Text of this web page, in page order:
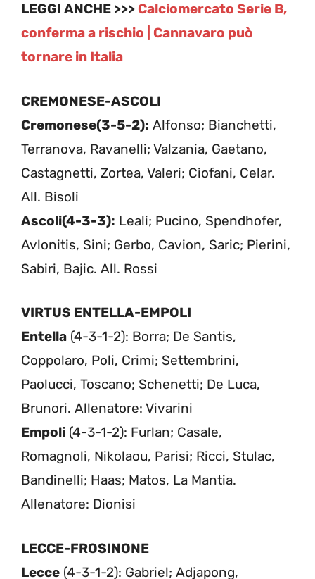
LEGGI ANCHE >>> Calciomercato Serie B,
conferma a rischio | Cannavaro può
tornare in Italia
CREMONESE-ASCOLI
Cremonese(3-5-2): Alfonso; Bianchetti,
Terranova, Ravanelli; Valzania, Gaetano,
Castagnetti, Zortea, Valeri; Ciofani, Celar.
All. Bisoli
Ascoli(4-3-3): Leali; Pucino, Spendhofer,
Avlonitis, Sini; Gerbo, Cavion, Saric; Pierini,
Sabiri, Bajic. All. Rossi
VIRTUS ENTELLA-EMPOLI
Entella (4-3-1-2): Borra; De Santis,
Coppolaro, Poli, Crimi; Settembrini,
Paolucci, Toscano; Schenetti; De Luca,
Brunori. Allenatore: Vivarini
Empoli (4-3-1-2): Furlan; Casale,
Romagnoli, Nikolaou, Parisi; Ricci, Stulac,
Bandinelli; Haas; Matos, La Mantia.
Allenatore: Dionisi
LECCE-FROSINONE
Lecce (4-3-1-2): Gabriel; Adjapong,